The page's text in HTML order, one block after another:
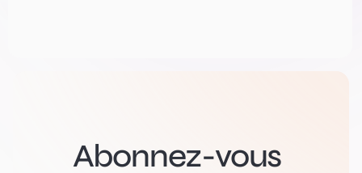
Abonnez-vous